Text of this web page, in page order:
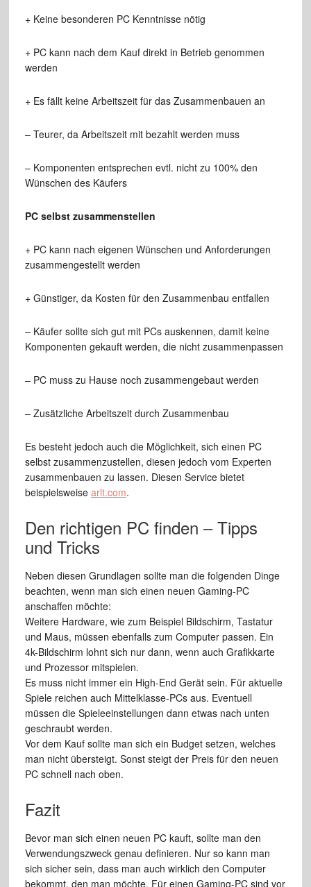
+ Keine besonderen PC Kenntnisse nötig
+ PC kann nach dem Kauf direkt in Betrieb genommen
werden
+ Es fällt keine Arbeitszeit für das Zusammenbauen an
– Teurer, da Arbeitszeit mit bezahlt werden muss
– Komponenten entsprechen evtl. nicht zu 100% den
Wünschen des Käufers
PC selbst zusammenstellen
+ PC kann nach eigenen Wünschen und Anforderungen
zusammengestellt werden
+ Günstiger, da Kosten für den Zusammenbau entfallen
– Käufer sollte sich gut mit PCs auskennen, damit keine
Komponenten gekauft werden, die nicht zusammenpassen
– PC muss zu Hause noch zusammengebaut werden
– Zusätzliche Arbeitszeit durch Zusammenbau
Es besteht jedoch auch die Möglichkeit, sich einen PC
selbst zusammenzustellen, diesen jedoch vom Experten
zusammenbauen zu lassen. Diesen Service bietet
beispielsweise arlt.com.
Den richtigen PC finden – Tipps
und Tricks
Neben diesen Grundlagen sollte man die folgenden Dinge
beachten, wenn man sich einen neuen Gaming-PC
anschaffen möchte:
Weitere Hardware, wie zum Beispiel Bildschirm, Tastatur
und Maus, müssen ebenfalls zum Computer passen. Ein
4k-Bildschirm lohnt sich nur dann, wenn auch Grafikkarte
und Prozessor mitspielen.
Es muss nicht immer ein High-End Gerät sein. Für aktuelle
Spiele reichen auch Mittelklasse-PCs aus. Eventuell
müssen die Spieleeinstellungen dann etwas nach unten
geschraubt werden.
Vor dem Kauf sollte man sich ein Budget setzen, welches
man nicht übersteigt. Sonst steigt der Preis für den neuen
PC schnell nach oben.
Fazit
Bevor man sich einen neuen PC kauft, sollte man den
Verwendungszweck genau definieren. Nur so kann man
sich sicher sein, dass man auch wirklich den Computer
bekommt, den man möchte. Für einen Gaming-PC sind vor